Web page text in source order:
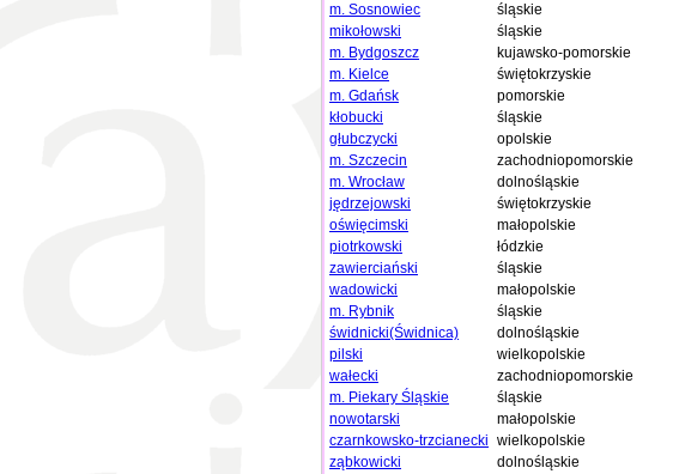
m. Sosnowiec
śląskie
mikołowski
śląskie
m. Bydgoszcz
kujawsko-pomorskie
m. Kielce
świętokrzyskie
m. Gdańsk
pomorskie
kłobucki
śląskie
głubczycki
opolskie
m. Szczecin
zachodniopomorskie
m. Wrocław
dolnośląskie
jędrzejowski
świętokrzyskie
oświęcimski
małopolskie
piotrkowski
łódzkie
zawierciański
śląskie
wadowicki
małopolskie
m. Rybnik
śląskie
świdnicki(Świdnica)
dolnośląskie
pilski
wielkopolskie
wałecki
zachodniopomorskie
m. Piekary Śląskie
śląskie
nowotarski
małopolskie
czarnkowsko-trzcianecki wielkopolskie
ząbkowicki
dolnośląskie